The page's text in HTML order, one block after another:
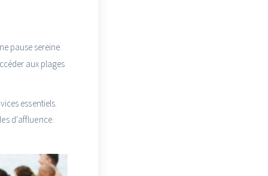
pause sereine.
aux plages
essentiels.
d'affluence.